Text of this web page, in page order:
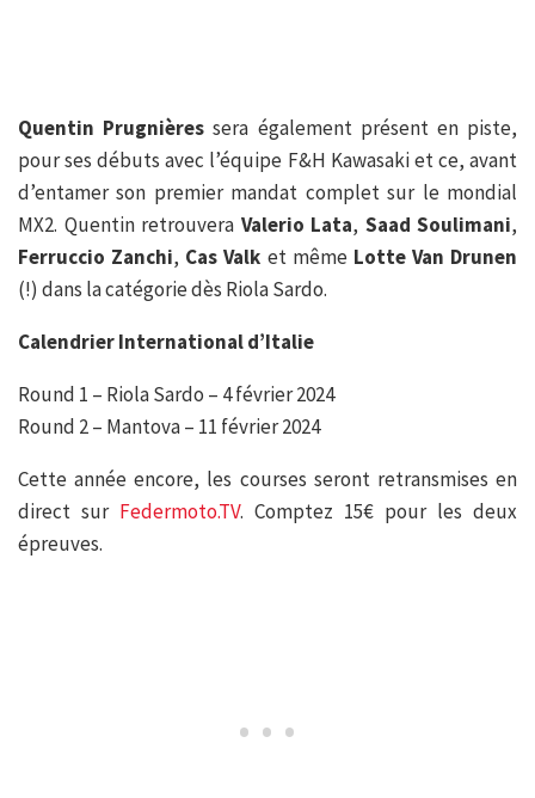
Quentin Prugnières sera également présent en piste,
pour ses débuts avec l’équipe F&H Kawasaki et ce, avant
d’entamer son premier mandat complet sur le mondial
MX2. Quentin retrouvera Valerio Lata, Saad Soulimani,
Ferruccio Zanchi, Cas Valk et même Lotte Van Drunen
(!) dans la catégorie dès Riola Sardo.
Calendrier International d’Italie
Round 1 – Riola Sardo – 4 février 2024
Round 2 – Mantova – 11 février 2024
Cette année encore, les courses seront retransmises en
direct sur Federmoto.TV. Comptez 15€ pour les deux
épreuves.